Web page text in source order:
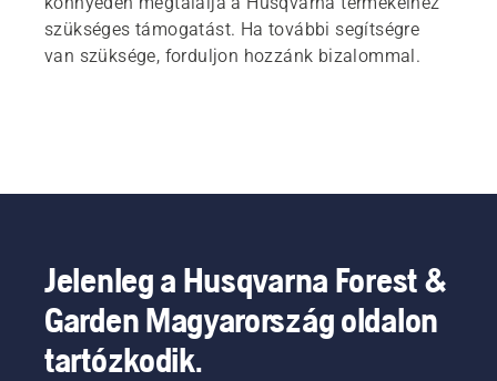
szükséges támogatást. Ha további segítségre
van szüksége, forduljon hozzánk bizalommal.
Jelenleg a Husqvarna Forest &
Garden Magyarország oldalon
tartózkodik.